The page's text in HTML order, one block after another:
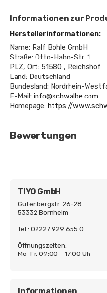
Informationen zur
Herstellerinformationen:
Name: Ralf Bohle GmbH
Straße: Otto-Hahn-Str. 1
PLZ, Ort: 51580 , Reichshof
Land: Deutschland
Bundesland: Nordrhein-
E-Mail: info@schwalbe.com
Homepage: https://
Bewertungen
TIYO GmbH
Gutenbergstr. 26-28
53332 Bornheim
Tel.: 02227 929 655 0
Öffnungszeiten:
Mo-Fr. 09:00 - 17:00 Uh
Informationen